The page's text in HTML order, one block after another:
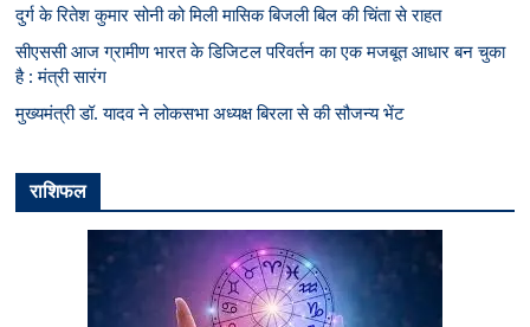
दुर्ग के रितेश कुमार सोनी को मिली मासिक बिजली बिल की चिंता से राहत
सीएससी आज ग्रामीण भारत के डिजिटल परिवर्तन का एक मजबूत आधार बन चुका
है : मंत्री सारंग
मुख्यमंत्री डॉ. यादव ने लोकसभा अध्यक्ष बिरला से की सौजन्य भेंट
राशिफल